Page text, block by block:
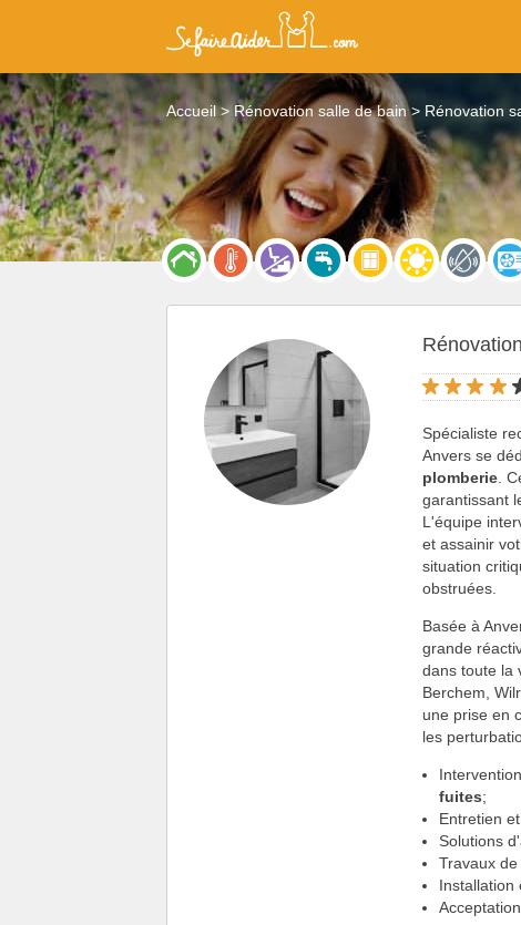
Accueil Rénovation salle de bain Rénovation
Spécialiste
Anvers se
plomberie .
garantissant
L'équipe
et assainir
situation
obstruées.
Basée à
grande
dans toute la
Berchem,
une prise en
les
fuites;
Entretien
Solutions
Travaux
Installation